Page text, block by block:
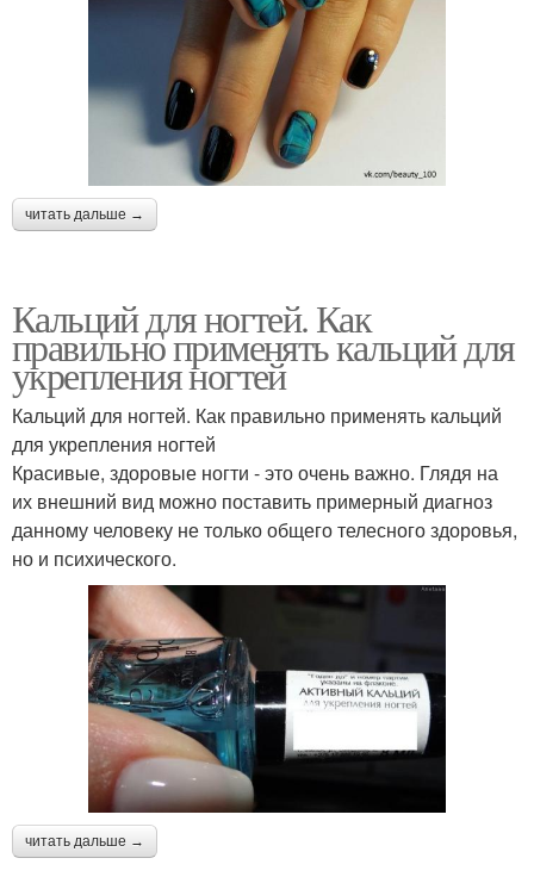
читать дальше →
Кальций для ногтей. Как
правильно применять кальций для
укрепления ногтей
Кальций для ногтей. Как правильно применять кальций
для укрепления ногтей
Красивые, здоровые ногти - это очень важно. Глядя на
их внешний вид можно поставить примерный диагноз
данному человеку не только общего телесного здоровья,
но и психического.
читать дальше →